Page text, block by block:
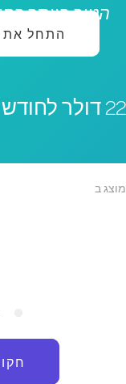
הטוב ביותר
התחל את
לחודש
ב